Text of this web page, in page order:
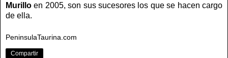
Murilloen 2005, son sus sucesores los que se hacen cargo
de ella.
PeninsulaTaurina.com
Compartir